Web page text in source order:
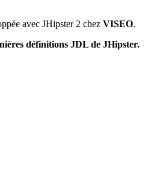
avec JHipster 2 chez VISEO.
définitions JDL de JHipster.